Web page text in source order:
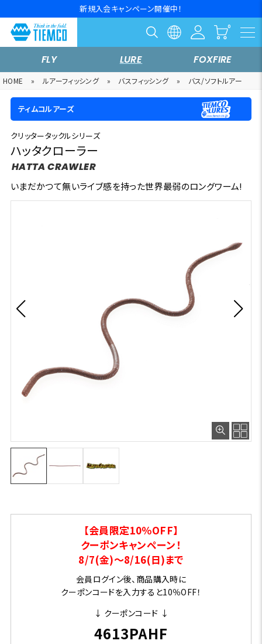
新規入会キャンペーン開催中！
FLY LURE FOXFIRE
HOME » ルアーフィッシング » バスフィッシング » バス/ソフトルアー
ティムコルアーズ
クリッタータックルシリーズ
ハッタクローラー
HATTA CRAWLER
いまだかつて無いライブ感を持った世界最弱のロングワーム!
【会員限定10％OFF】
クーポンキャンペーン！
8/7(金)～8/16(日)まで
会員ログイン後、商品購入時に
クーポンコードを入力すると10％OFF！
↓ クーポンコード ↓
4613PAHF